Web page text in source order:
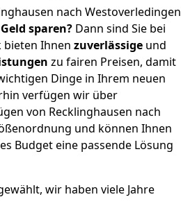
nach Westoverledingen
sparen? Dann sind Sie bei
bieten Ihnen zuverlässige und
zu fairen Preisen, damit
Dinge in Ihrem neuen
verfügen wir über
von Recklinghausen nach
und können Ihnen
Budget eine passende Lösung
wir haben viele Jahre